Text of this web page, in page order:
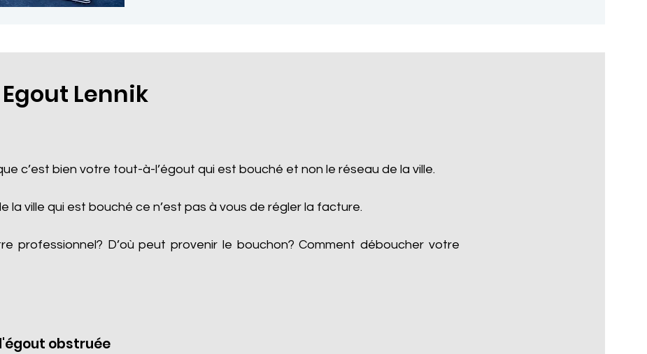
Lennik
c’est bien votre tout-à-l’égout qui est bouché et non le réseau de la ville.
la ville qui est bouché ce n’est pas à vous de régler la facture.
professionnel? D’où peut provenir le bouchon? Comment déboucher votre
obstruée